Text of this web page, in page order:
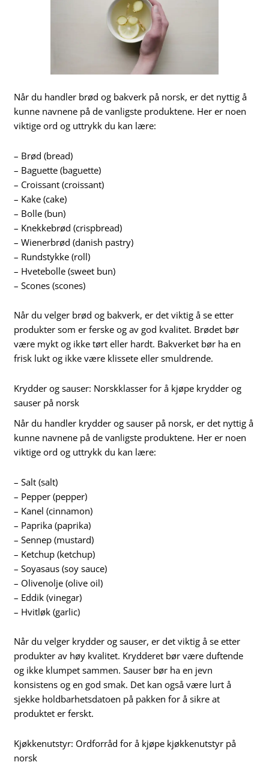
Når du handler brød og bakverk på norsk, er det nyttig å
kunne navnene på de vanligste produktene. Her er noen
viktige ord og uttrykk du kan lære:
– Brød (bread)
– Baguette (baguette)
– Croissant (croissant)
– Kake (cake)
– Bolle (bun)
– Knekkebrød (crispbread)
– Wienerbrød (danish pastry)
– Rundstykke (roll)
– Hvetebolle (sweet bun)
– Scones (scones)
Når du velger brød og bakverk, er det viktig å se etter
produkter som er ferske og av god kvalitet. Brødet bør
være mykt og ikke tørt eller hardt. Bakverket bør ha en
frisk lukt og ikke være klissete eller smuldrende.
Krydder og sauser: Norskklasser for å kjøpe krydder og
sauser på norsk
Når du handler krydder og sauser på norsk, er det nyttig å
kunne navnene på de vanligste produktene. Her er noen
viktige ord og uttrykk du kan lære:
– Salt (salt)
– Pepper (pepper)
– Kanel (cinnamon)
– Paprika (paprika)
– Sennep (mustard)
– Ketchup (ketchup)
– Soyasaus (soy sauce)
– Olivenolje (olive oil)
– Eddik (vinegar)
– Hvitløk (garlic)
Når du velger krydder og sauser, er det viktig å se etter
produkter av høy kvalitet. Krydderet bør være duftende
og ikke klumpet sammen. Sauser bør ha en jevn
konsistens og en god smak. Det kan også være lurt å
sjekke holdbarhetsdatoen på pakken for å sikre at
produktet er ferskt.
Kjøkkenutstyr: Ordforråd for å kjøpe kjøkkenutstyr på
norsk